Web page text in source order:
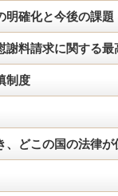
明確化と今後の課題
謝料請求に関する最
制度
、どこの国の法律が